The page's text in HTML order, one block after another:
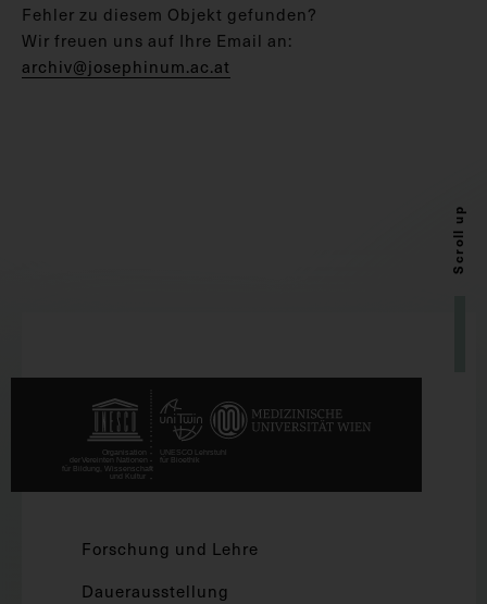
Fehler zu diesem Objekt gefunden?
Wir freuen uns auf Ihre Email an:
archiv@josephinum.ac.at
Scroll up
Forschung und Lehre
Dauerausstellung